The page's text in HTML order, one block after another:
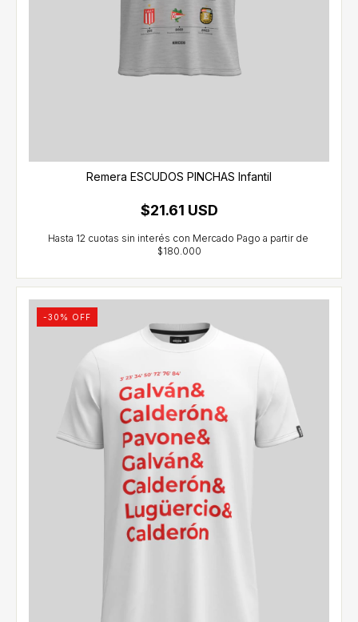
Remera ESCUDOS PINCHAS Infantil
$21.61 USD
-30 % OFF